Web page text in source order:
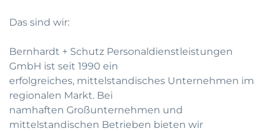
Das sind wir:
Bernhardt + Schutz Personaldienstleistungen
GmbH ist seit 1990 ein
erfolgreiches, mittelstandisches Unternehmen im
regionalen Markt. Bei
namhaften Großunternehmen und
mittelstandischen Betrieben bieten wir